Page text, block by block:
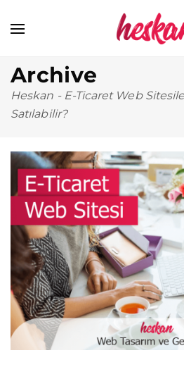
Archive
Heskan - E-Ticaret Web
Satılabilir?